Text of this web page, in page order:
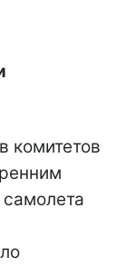
комитетов